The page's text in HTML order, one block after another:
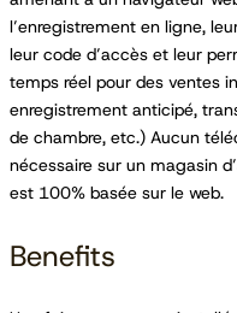
l’enregistrement en ligne,
leur code d’accès et leur
temps réel pour des ventes
enregistrement anticipé,
de chambre, etc.) Aucun
nécessaire sur un magasin
est 100% basée sur le web.
Benefits